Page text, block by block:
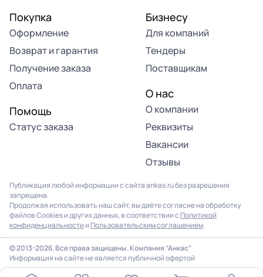
Покупка
Оформление
Возврат и гарантия
Получение заказа
Оплата
Помощь
Статус заказа
Бизнесу
Для компаний
Тендеры
Поставщикам
О нас
О компании
Реквизиты
Вакансии
Отзывы
Публикация любой информации с сайта ankas.ru без разрешения
запрещена.
Продолжая использовать наш сайт, вы даёте согласие на обработку
файлов Cookies и других данных, в соответствии с Политикой
конфиденциальности и Пользовательским соглашением.
© 2013-2026. Все права защищены. Компания “Анкас”
Информация на сайте не является публичной офертой